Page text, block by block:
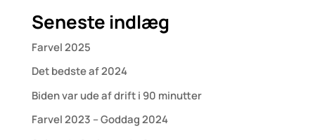
Seneste indlæg
Farvel 2025
Det bedste af 2024
Biden var ude af drift i 90 minutter
Farvel 2023 – Goddag 2024